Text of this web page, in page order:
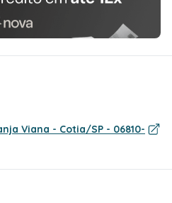
Viana - Cotia/SP - 06810-